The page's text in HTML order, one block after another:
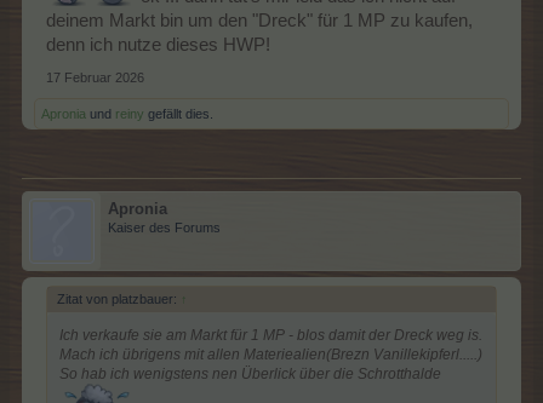
deinem Markt bin um den "Dreck" für 1 MP zu kaufen,
denn ich nutze dieses HWP!
17 Februar 2026
Apronia und reiny gefällt dies.
Apronia
Kaiser des Forums
Zitat von platzbauer: ↑
Ich verkaufe sie am Markt für 1 MP - blos damit der Dreck weg is.
Mach ich übrigens mit allen Materiealien(Brezn Vanillekipferl.....)
So hab ich wenigstens nen Überlick über die Schrotthalde